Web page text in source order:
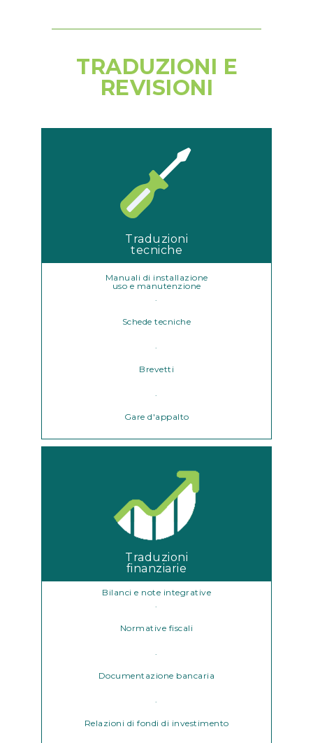
TRADUZIONI E
REVISIONI
Traduzioni
tecniche
Manuali di installazione
uso e manutenzione
Schede tecniche
Brevetti
Gare d'appalto
Traduzioni
finanziarie
Bilanci e note integrative
Normative fiscali
Documentazione bancaria
Relazioni di fondi di investimento